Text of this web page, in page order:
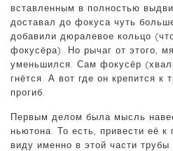
вставленным в полностью
доставал до фокуса чуть
добавили дюралевое кольцо
фокусёра). Но рычаг от этого,
уменьшился. Сам фокусёр
гнётся. А вот где он крепится к
прогиб.
Первым делом была мысль
ньютона. То есть, привести её
виду именно в этой части